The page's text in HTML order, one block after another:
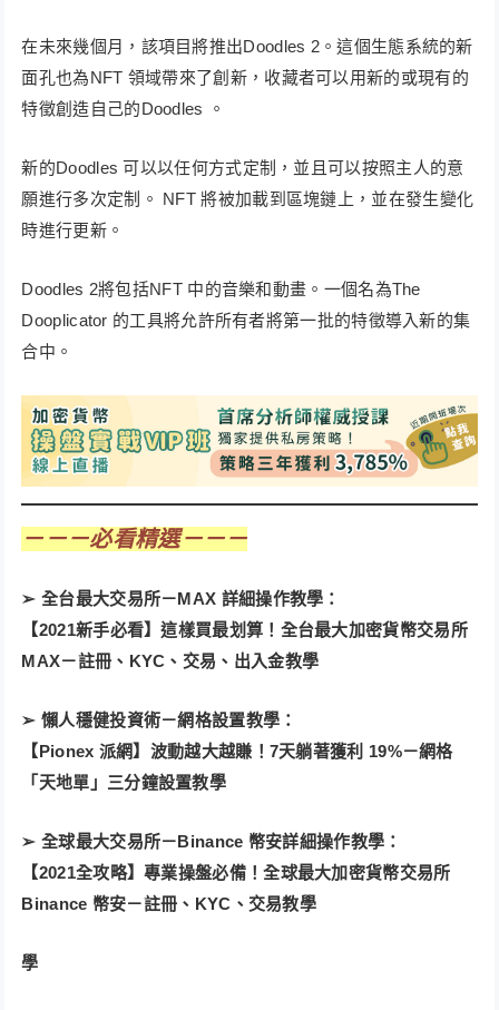
在未來幾個月，該項目將推出Doodles 2。這個生態系統的新
面孔也為NFT 領域帶來了創新，收藏者可以用新的或現有的
特徵創造自己的Doodles 。
新的Doodles 可以以任何方式定制，並且可以按照主人的意
願進行多次定制。 NFT 將被加載到區塊鏈上，並在發生變化
時進行更新。
Doodles 2將包括NFT 中的音樂和動畫。一個名為The
Dooplicator 的工具將允許所有者將第一批的特徵導入新的集
合中。
－－－必看精選－－－
➢ 全台最大交易所－MAX 詳細操作教學：
【2021新手必看】這樣買最划算！全台最大加密貨幣交易所
MAX－註冊、KYC、交易、出入金教學
➢ 懶人穩健投資術－網格設置教學：
【Pionex 派網】波動越大越賺！7天躺著獲利 19%－網格
「天地單」三分鐘設置教學
➢ 全球最大交易所－Binance 幣安詳細操作教學：
【2021全攻略】專業操盤必備！全球最大加密貨幣交易所
Binance 幣安－註冊、KYC、交易教學
學